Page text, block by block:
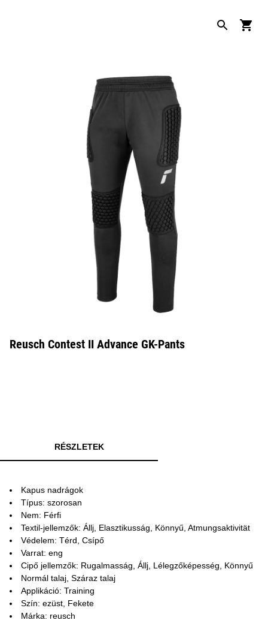
Reusch Contest II Advance GK-Pants
RÉSZLETEK
Kapus nadrágok
Típus: szorosan
Nem: Férfi
Textil-jellemzők: Állj, Elasztikusság, Könnyű, Atmungsaktivität
Védelem: Térd, Csípő
Varrat: eng
Cipő jellemzők: Rugalmasság, Állj, Lélegzőképesség, Könnyű
Normál talaj, Száraz talaj
Applikáció: Training
Szín: ezüst, Fekete
Márka: reusch